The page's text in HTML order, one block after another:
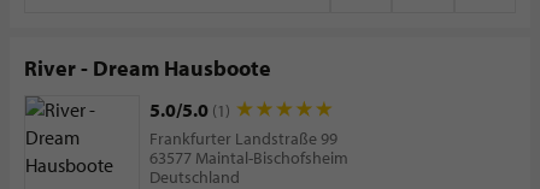
River - Dream Hausboote
5.0/5.0 (1)
Frankfurter Landstraße 99
63577 Maintal-Bischofsheim
Deutschland